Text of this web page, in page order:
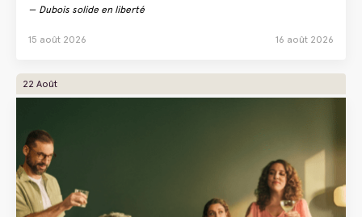
Dubois solide en liberté
15 août 2026 16 août 2026
22 Août